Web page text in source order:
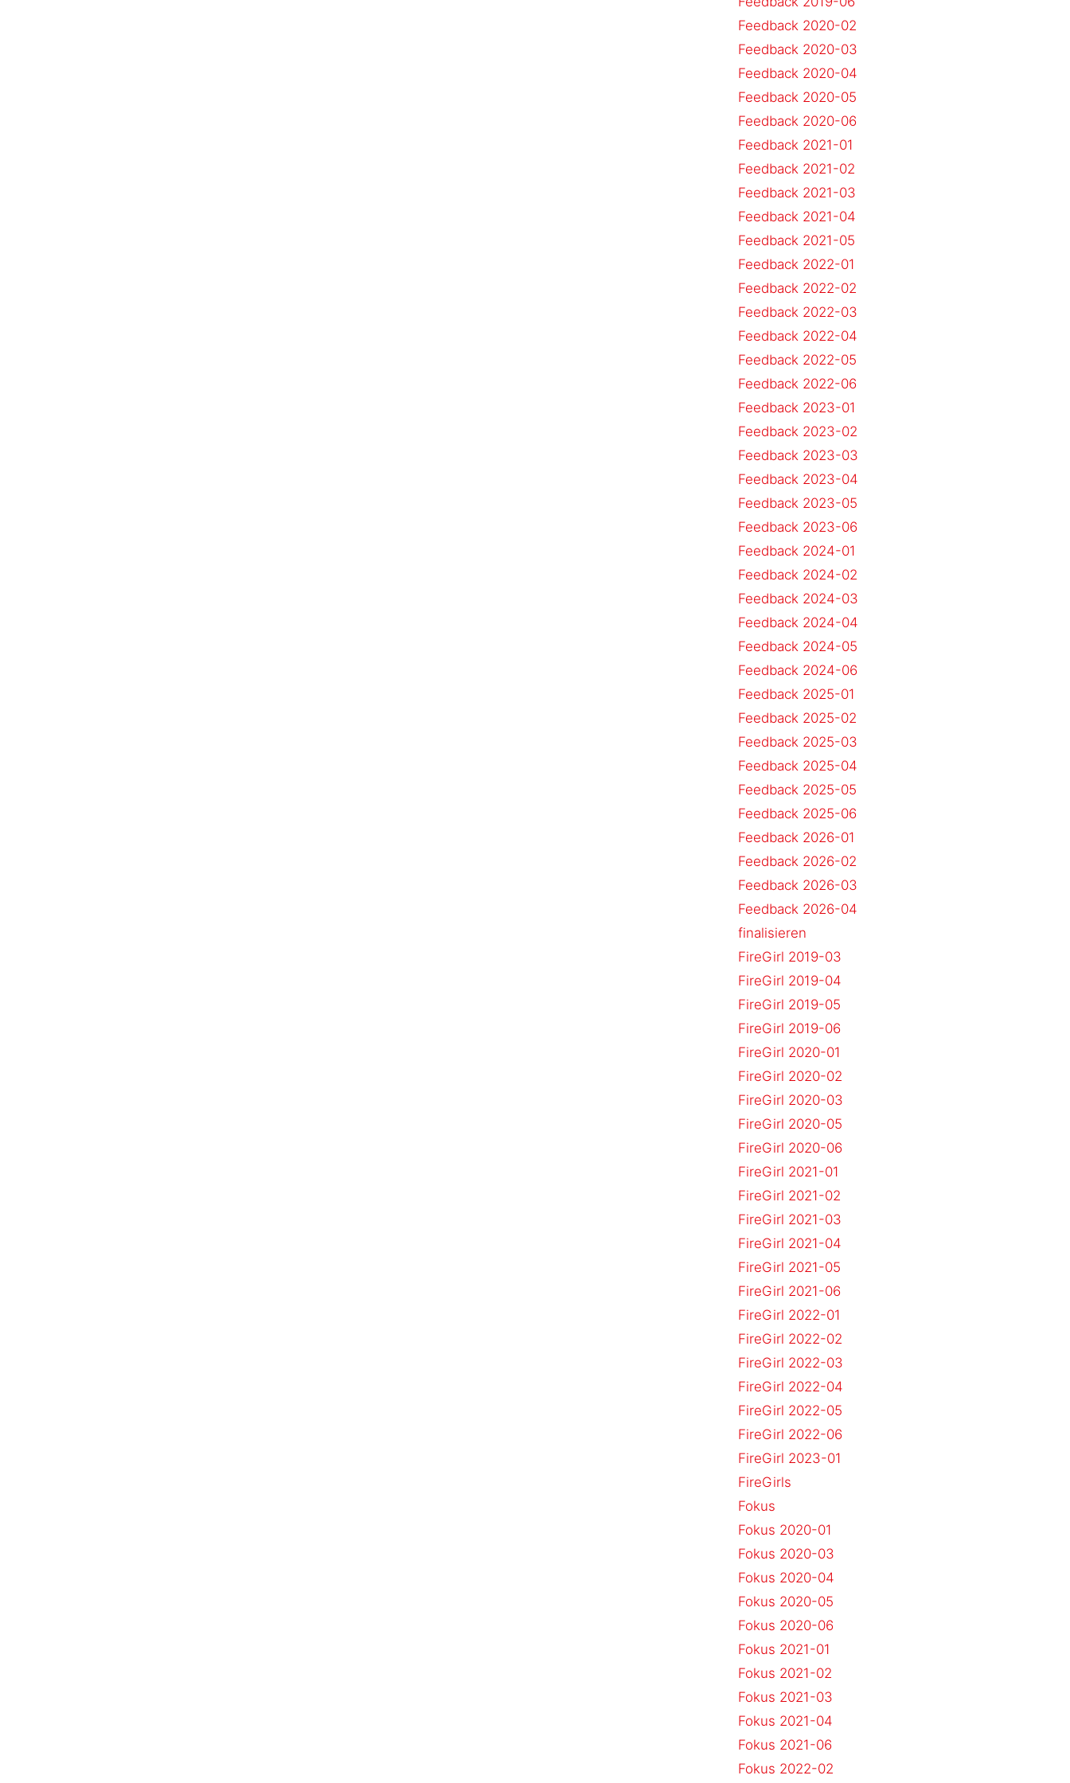
Feedback 2020-02
Feedback 2020-03
Feedback 2020-04
Feedback 2020-05
Feedback 2020-06
Feedback 2021-01
Feedback 2021-02
Feedback 2021-03
Feedback 2021-04
Feedback 2021-05
Feedback 2022-01
Feedback 2022-02
Feedback 2022-03
Feedback 2022-04
Feedback 2022-05
Feedback 2022-06
Feedback 2023-01
Feedback 2023-02
Feedback 2023-03
Feedback 2023-04
Feedback 2023-05
Feedback 2023-06
Feedback 2024-01
Feedback 2024-02
Feedback 2024-03
Feedback 2024-04
Feedback 2024-05
Feedback 2024-06
Feedback 2025-01
Feedback 2025-02
Feedback 2025-03
Feedback 2025-04
Feedback 2025-05
Feedback 2025-06
Feedback 2026-01
Feedback 2026-02
Feedback 2026-03
Feedback 2026-04
finalisieren
FireGirl 2019-03
FireGirl 2019-04
FireGirl 2019-05
FireGirl 2019-06
FireGirl 2020-01
FireGirl 2020-02
FireGirl 2020-03
FireGirl 2020-05
FireGirl 2020-06
FireGirl 2021-01
FireGirl 2021-02
FireGirl 2021-03
FireGirl 2021-04
FireGirl 2021-05
FireGirl 2021-06
FireGirl 2022-01
FireGirl 2022-02
FireGirl 2022-03
FireGirl 2022-04
FireGirl 2022-05
FireGirl 2022-06
FireGirl 2023-01
FireGirls
Fokus
Fokus 2020-01
Fokus 2020-03
Fokus 2020-04
Fokus 2020-05
Fokus 2020-06
Fokus 2021-01
Fokus 2021-02
Fokus 2021-03
Fokus 2021-04
Fokus 2021-06
Fokus 2022-02